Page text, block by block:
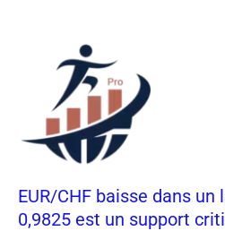
EUR/CHF baisse dans
0,9825 est un support